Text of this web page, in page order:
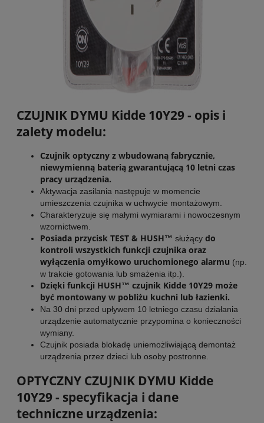
CZUJNIK DYMU Kidde 10Y29 - opis i
zalety modelu:
Czujnik optyczny z wbudowaną fabrycznie,
niewymienną baterią gwarantującą 10 letni czas
pracy urządzenia.
Aktywacja zasilania następuje w momencie
umieszczenia czujnika w uchwycie montażowym.
Charakteryzuje się małymi wymiarami i nowoczesnym
wzornictwem.
Posiada przycisk TEST & HUSH™ służący do
kontroli wszystkich funkcji czujnika oraz
wyłączenia omyłkowo uruchomionego alarmu (np.
w trakcie gotowania lub smażenia itp.).
Dzięki funkcji HUSH™ czujnik Kidde 10Y29 może
być montowany w pobliżu kuchni lub łazienki.
Na 30 dni przed upływem 10 letniego czasu działania
urządzenie automatycznie przypomina o konieczności
wymiany.
Czujnik posiada blokadę uniemożliwiającą demontaż
urządzenia przez dzieci lub osoby postronne.
OPTYCZNY CZUJNIK DYMU Kidde
10Y29 - specyfikacja i dane
techniczne urządzenia: